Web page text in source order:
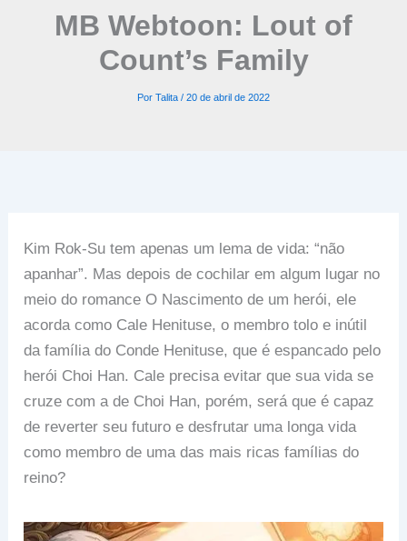
MB Webtoon: Lout of
Count’s Family
Por Talita / 20 de abril de 2022
Kim Rok-Su tem apenas um lema de vida: “não
apanhar”. Mas depois de cochilar em algum lugar no
meio do romance O Nascimento de um herói, ele
acorda como Cale Henituse, o membro tolo e inútil
da família do Conde Henituse, que é espancado pelo
herói Choi Han. Cale precisa evitar que sua vida se
cruze com a de Choi Han, porém, será que é capaz
de reverter seu futuro e desfrutar uma longa vida
como membro de uma das mais ricas famílias do
reino?